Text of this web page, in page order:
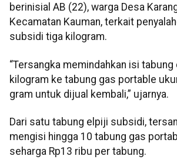
berinisial AB (22), warga Desa
Kecamatan Kauman, terkait
subsidi tiga kilogram.
“Tersangka memindahkan isi
kilogram ke tabung gas portable
gram untuk dijual kembali,” ujarnya.
Dari satu tabung elpiji subsidi,
mengisi hingga 10 tabung gas
seharga Rp13 ribu per tabung.